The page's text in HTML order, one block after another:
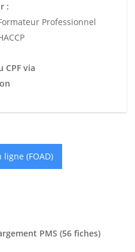
:
Professionnel
CPF via
(FOAD)
PMS (56 fiches)